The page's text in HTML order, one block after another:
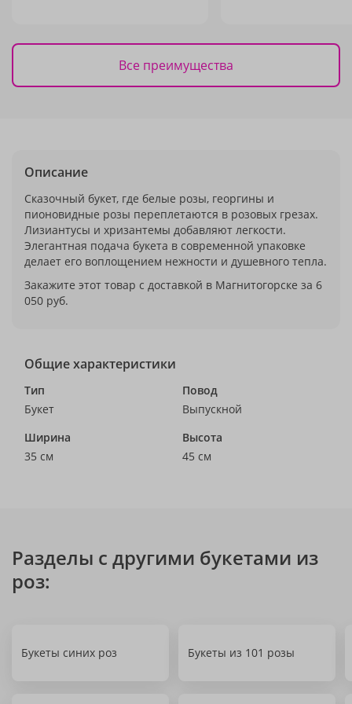
Все преимущества
Описание
Сказочный букет, где белые розы, георгины и
пионовидные розы переплетаются в розовых грезах.
Лизиантусы и хризантемы добавляют легкости.
Элегантная подача букета в современной упаковке
делает его воплощением нежности и душевного тепла.
Закажите этот товар с доставкой в Магнитогорске за 6
050 руб.
Общие характеристики
Тип
Букет
Повод
Выпускной
Ширина
35 см
Высота
45 см
Разделы с другими букетами из
роз:
Букеты синих роз Букеты из 101 розы